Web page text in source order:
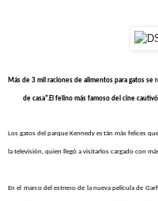
Más de 3 mil raciones de alimentos para gatos
de casa”. El felino más famoso del cine
Los gatos del parque Kennedy están más felices
la televisión, quien llegó a visitarlos cargado con
En el marco del estreno de la nueva películade